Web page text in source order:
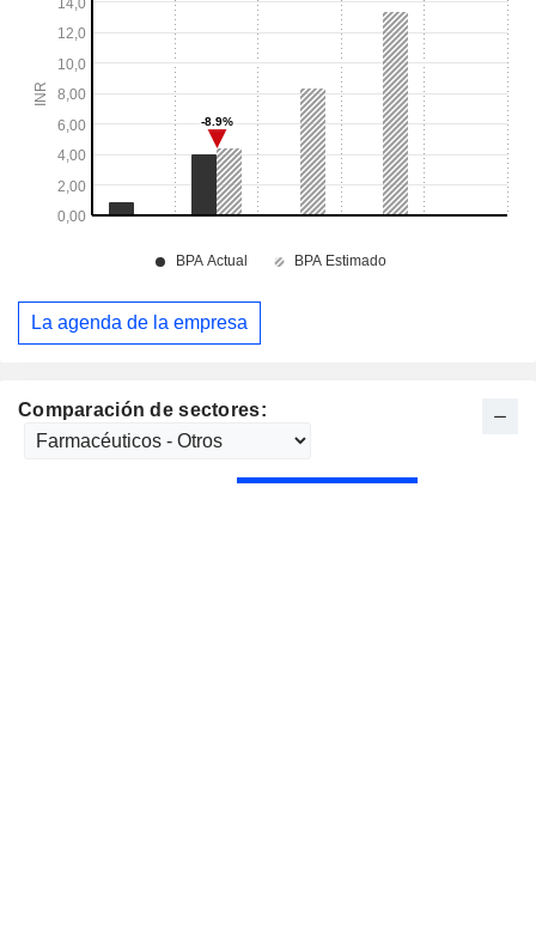
Comparación de sectores:
La agenda de la empresa